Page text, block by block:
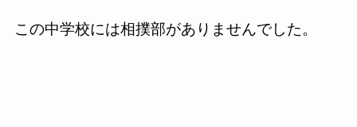
この中学校には相撲部がありませんでした。